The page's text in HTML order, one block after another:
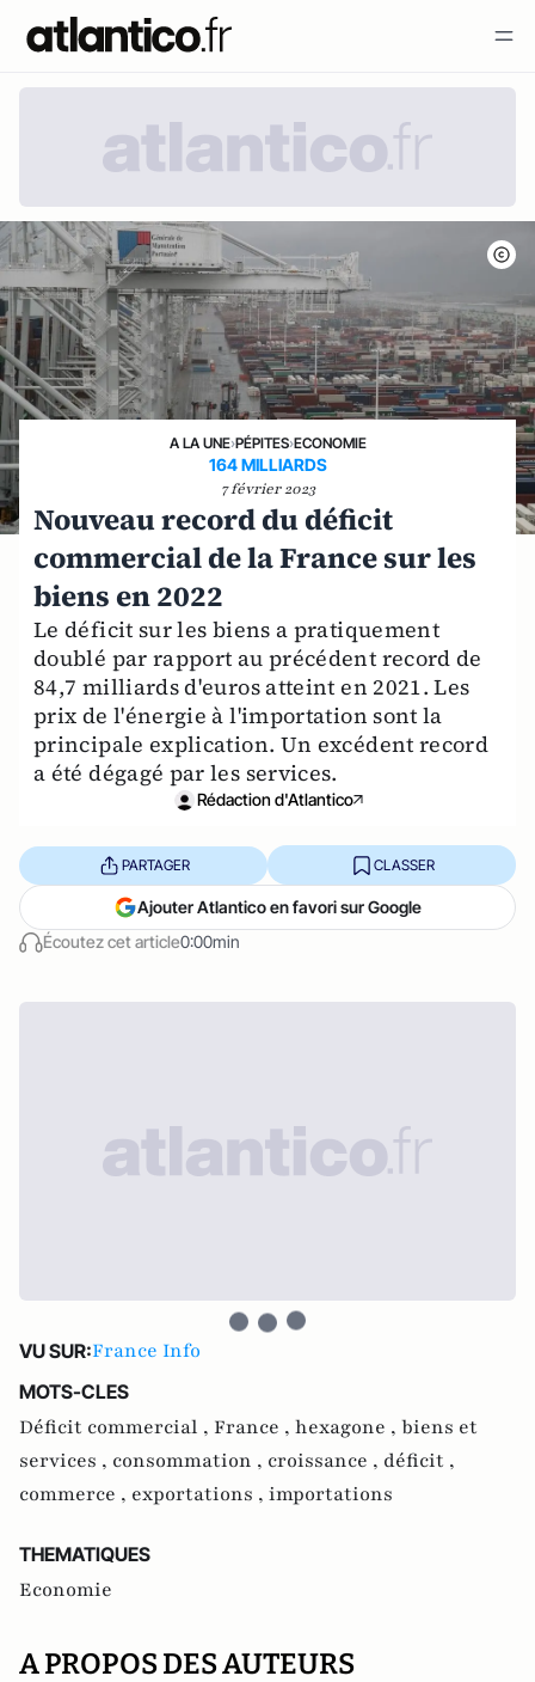
A LA UNE›PÉPITES›ECONOMIE
164 MILLIARDS
7 février 2023
Nouveau record du déficit
commercial de la France sur les
biens en 2022
Le déficit sur les biens a pratiquement
doublé par rapport au précédent record de
84,7 milliards d'euros atteint en 2021. Les
prix de l'énergie à l'importation sont la
principale explication. Un excédent record
a été dégagé par les services.
Rédaction d'Atlantico
Écoutez cet article0:00min
PARTAGER CLASSER
Ajouter Atlantico en favori sur Google
VU SUR:France Info
MOTS-CLES
Déficit commercial , France , hexagone , biens et
services , consommation , croissance , déficit ,
commerce , exportations , importations
THEMATIQUES
Economie
A PROPOS DES AUTEURS